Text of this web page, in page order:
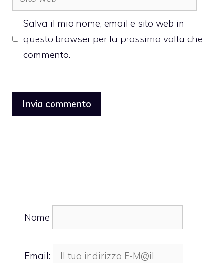
web
Salva il mio nome, email e sito web in
questo browser per la prossima volta che
commento.
Nome
Email: